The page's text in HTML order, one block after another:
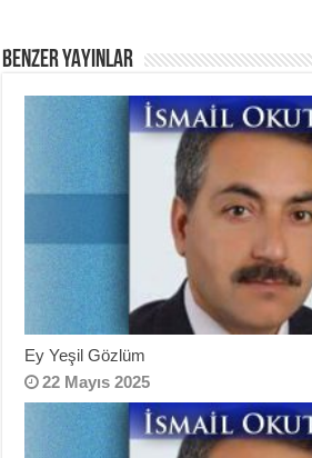
BENZER YAYINLAR
Ey Yeşil Gözlüm
22 Mayıs 2025